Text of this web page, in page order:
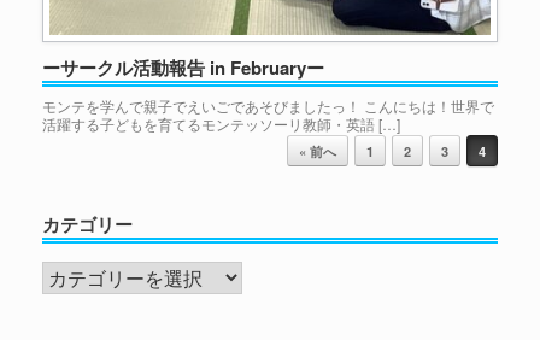
ーサークル活動報告 in Februaryー
モンテを学んで親子でえいごであそびましたっ！ こんにちは！世界で
活躍する子どもを育てるモンテッソーリ教師・英語 […]
« 前へ 1 2 3 4
カテゴリー
カ
テ